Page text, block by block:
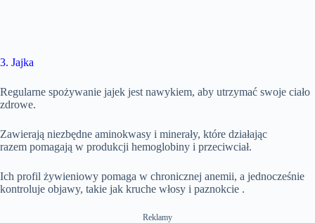
3. Jajka
Regularne spożywanie jajek jest nawykiem, aby utrzymać swoje ciało
zdrowe.
Zawierają niezbędne aminokwasy i minerały, które działając
razem pomagają w produkcji hemoglobiny i przeciwciał.
Ich profil żywieniowy pomaga w chronicznej anemii, a jednocześnie
kontroluje objawy, takie jak kruche włosy i paznokcie .
Reklamy